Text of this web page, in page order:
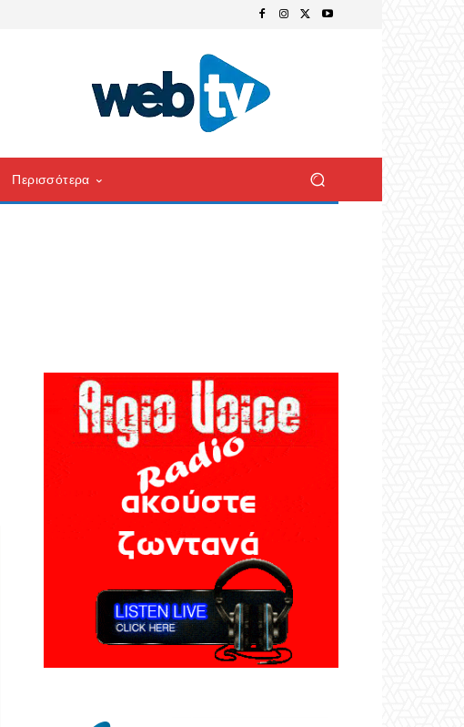
Περισσότερα